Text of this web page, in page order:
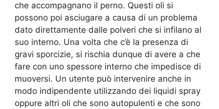
che accompagnano il perno. Questi oli si
possono poi asciugare a causa di un problema
dato direttamente dalle polveri che si infilano al
suo interno. Una volta che c’è la presenza di
gravi sporcizie, si rischia dunque di avere a che
fare con uno spessore interno che impedisce di
muoversi. Un utente può intervenire anche in
modo indipendente utilizzando dei liquidi spray
oppure altri oli che sono autopulenti e che sono